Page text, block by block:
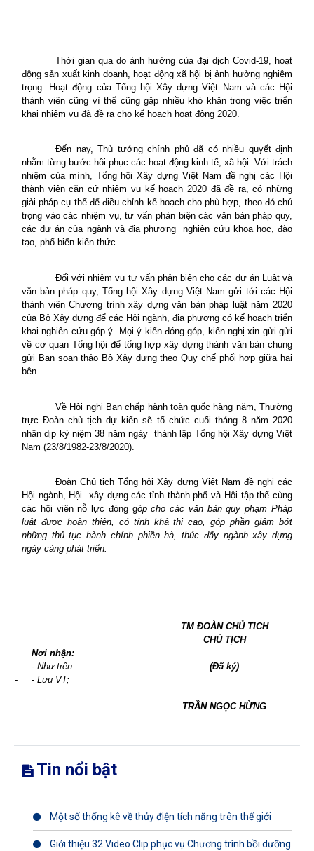
Thời gian qua do ảnh hưởng của đại dịch Covid-19, hoạt
động sản xuất kinh doanh, hoạt động xã hội bị ảnh hưởng nghiêm
trọng. Hoạt động của Tổng hội Xây dựng Việt Nam và các Hội
thành viên cũng vì thế cũng gặp nhiều khó khăn trong việc triển
khai nhiệm vụ đã đề ra cho kế hoạch hoạt động 2020.
Đến nay, Thủ tướng chính phủ đã có nhiều quyết định
nhằm từng bước hồi phục các hoạt động kinh tế, xã hội. Với trách
nhiệm của mình, Tổng hội Xây dựng Việt Nam đề nghị các Hội
thành viên căn cứ nhiệm vụ kế hoạch 2020 đã đề ra, có những
giải pháp cụ thể để điều chỉnh kế hoạch cho phù hợp, theo đó chú
trọng vào các nhiệm vụ, tư vấn phản biện các văn bản pháp quy,
các dự án của ngành và địa phương
nghiên cứu khoa học, đào
tạo, phổ biến kiến thức.
Đối với nhiệm vụ tư vấn phản biện cho các dự án Luật và
văn bản pháp quy, Tổng hội Xây dựng Việt Nam gửi tới các Hội
thành viên Chương trình xây dựng văn bản pháp luật năm 2020
của Bộ Xây dựng để các Hội ngành, địa phương có kế hoạch triển
khai nghiên cứu góp ý. Mọi ý kiến đóng góp, kiến nghị xin gửi gửi
về cơ quan Tổng hội để tổng hợp xây dựng thành văn bản chung
gửi Ban soạn thảo Bộ Xây dựng theo Quy chế phối hợp giữa hai
bên.
Về Hội nghị Ban chấp hành toàn quốc hàng năm, Thường
trực Đoàn chủ tịch dự kiến sẽ tổ chức cuối tháng 8 năm 2020
nhân dịp kỷ niệm 38 năm ngày thành lập Tổng hội Xây dựng Việt
Nam (23/8/1982-23/8/2020).
Đoàn Chủ tịch Tổng hội Xây dựng Việt Nam đề nghị các
Hội ngành, Hội
xây dựng các tỉnh thành phố và Hội tập thể cùng
các hội viên nỗ lực đóng góp cho các văn bản quy phạm Pháp
luật được hoàn thiện, có tính khả thi cao, góp phần giảm bớt
những thủ tục hành chính phiền hà, thúc đẩy ngành xây dựng
ngày càng phát triển.
Nơi nhận:
-
- Như trên
-
- Lưu VT;
TM ĐOÀN CHỦ TICH
CHỦ TỊCH
(Đã ký)
TRẦN NGỌC HỪNG
Tin nổi bật
Một số thống kê về thủy điện tích năng trên thế giới
Giới thiệu 32 Video Clip phục vụ Chương trình bồi dưỡng